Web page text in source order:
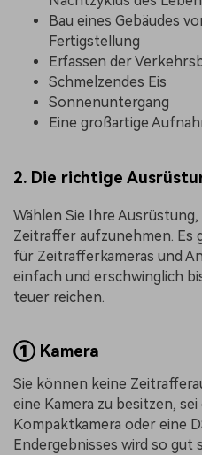
Bau eines Gebäudes
Fertigstellung
Erfassen der
Schmelzendes Eis
Sonnenuntergang
Eine großartige
2. Die richtige
Wählen Sie Ihre
Zeitraffer aufzunehmen. Es
für Zeitrafferkameras und
einfach und erschwinglich
teuer reichen.
① Kamera
Sie können keine
eine Kamera zu besitzen,
Kompaktkamera oder eine
Endergebnisses wird so gut